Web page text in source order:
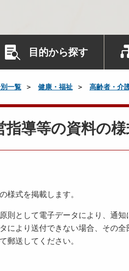
目的から探す
一覧 健康・福祉 高齢者・介
指導等の資料の
様式を掲載します。
則として電子データにより、通
により送付できない場合、その
郵送してください。